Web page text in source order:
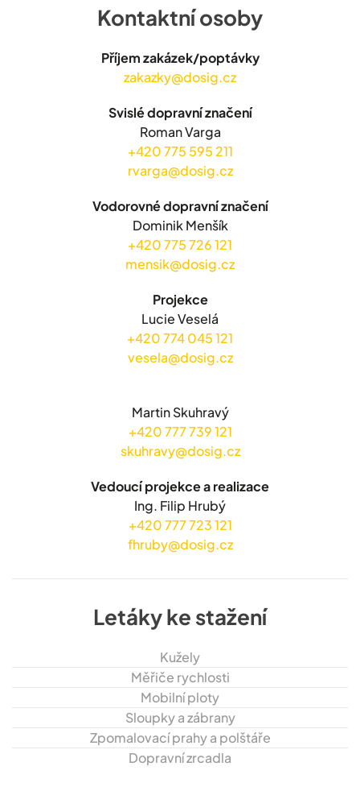
Kontaktní osoby
Příjem zakázek/poptávky
zakazky@dosig.cz
Svislé dopravní značení
Roman Varga
+420 775 595 211
rvarga@dosig.cz
Vodorovné dopravní značení
Dominik Menšík
+420 775 726 121
mensik@dosig.cz
Projekce
Lucie Veselá
+420 774 045 121
vesela@dosig.cz
Martin Skuhravý
+420 777 739 121
skuhravy@dosig.cz
Vedoucí projekce a realizace
Ing. Filip Hrubý
+420 777 723 121
fhruby@dosig.cz
Letáky ke stažení
Kužely
Měřiče rychlosti
Mobilní ploty
Sloupky a zábrany
Zpomalovací prahy a polštáře
Dopravní zrcadla